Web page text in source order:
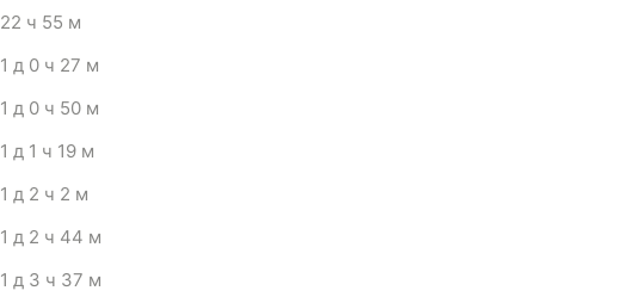
22 ч 55 м
1 д 0 ч 27 м
1 д 0 ч 50 м
1 д 1 ч 19 м
1 д 2 ч 2 м
1 д 2 ч 44 м
1 д 3 ч 37 м